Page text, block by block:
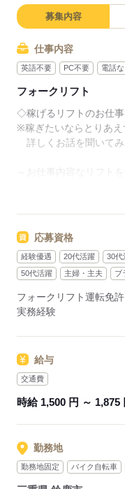
募集内容
仕事内容
英語不要 PC不要 電話な
フォークリフト
◇稼げるリフトのお仕
※稼ぎたいならとりあえ
詳しくお話を聞いてみ
☆工場内でリフトを使
＼50代も活躍できる職場
4勤2休で日勤or夜勤の
す！
お気軽にお問い合わせ下
応募資格
経験優遇 20代活躍 30代
50代活躍
主婦・主夫 ブ
フォークリフト運転免許
実務経験
給与
交通費
時給 1,500 円 ～ 1,875
勤務地
勤務地固定 バイク自転車